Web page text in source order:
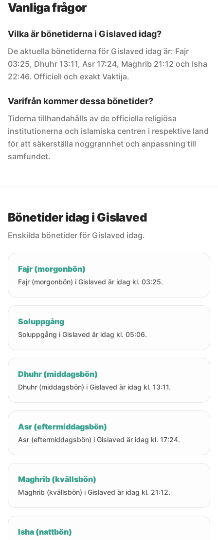
Vanliga frågor
Vilka är bönetiderna i Gislaved idag?
De aktuella bönetiderna för Gislaved idag är: Fajr
03:25, Dhuhr 13:11, Asr 17:24, Maghrib 21:12 och Isha
22:46. Officiell och exakt Vaktija.
Varifrån kommer dessa bönetider?
Tiderna tillhandahålls av de officiella religiösa
institutionerna och islamiska centren i respektive land
för att säkerställa noggrannhet och anpassning till
samfundet.
Bönetider idag i Gislaved
Enskilda bönetider för Gislaved idag.
Fajr (morgonbön)
Fajr (morgonbön) i Gislaved är idag kl. 03:25.
Soluppgång
Soluppgång i Gislaved är idag kl. 05:06.
Dhuhr (middagsbön)
Dhuhr (middagsbön) i Gislaved är idag kl. 13:11.
Asr (eftermiddagsbön)
Asr (eftermiddagsbön) i Gislaved är idag kl. 17:24.
Maghrib (kvällsbön)
Maghrib (kvällsbön) i Gislaved är idag kl. 21:12.
Isha (nattbön)